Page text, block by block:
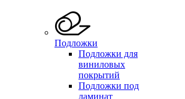
Подложки
Подложки для
виниловых
покрытий
Подложки под
ламинат